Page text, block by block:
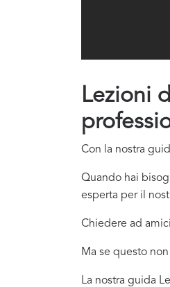
Lezioni
Con la nostra
Quando hai
esperta per il
Chiedere ad
Ma se questo
La nostra guida